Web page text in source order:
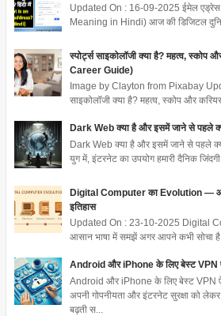
Updated On : 16-09-2025 ईमेल
Meaning in Hindi) आज की डिजिटल
स्पोर्ट्स साइकोलॉजी क्या है? महत्व,
Career Guide)
Image by Clayton from Pixabay
साइकोलॉजी क्या है? महत्व, स्कोप और
Dark Web क्या है और इसमें जाने से पहले
Dark Web क्या है और इसमें जाने से पहले
युग में, इंटरनेट का उपयोग हमारी दैनिक
Digital Computer का Evolution —
इतिहास
Updated On : 23-10-2025 Digital
आसान भाषा में समझें अगर आपने कभी सोचा
Android और iPhone के लिए बेस्ट VPN
Android और iPhone के लिए बेस्ट VPN
अपनी गोपनीयता और इंटरनेट सुरक्षा को
बढ़ती स...